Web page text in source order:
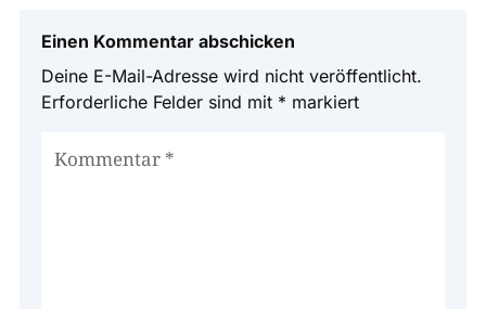
Einen Kommentar abschicken
Deine E-Mail-Adresse wird nicht veröffentlicht.
Erforderliche Felder sind mit * markiert